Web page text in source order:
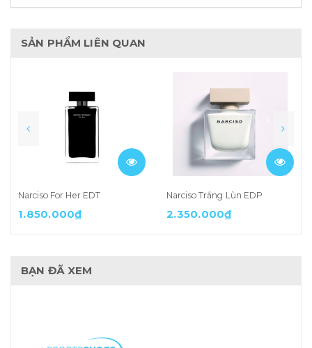
SẢN PHẨM LIÊN QUAN
Narciso For Her EDT
1.850.000₫
Narciso Trắng Lùn EDP
2.350.000₫
BẠN ĐÃ XEM